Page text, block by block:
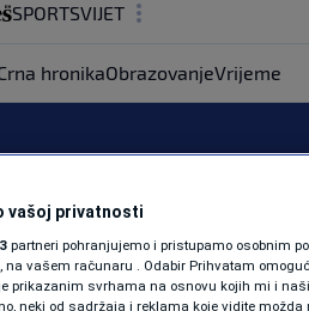
SPORTSVIJET
ZDRAVLJE
SHOWBIZ
hronikaObrazovanjeVrijeme
je
10:44 | VIJESTI | 0 komentara
vašoj privatnosti
partneri pohranjujemo i pristupamo osobnim
na vašem računaru . Odabir Prihvatam
prikazanim svrhama na osnovu kojih mi i
neki od sadržaja i reklama koje vidite